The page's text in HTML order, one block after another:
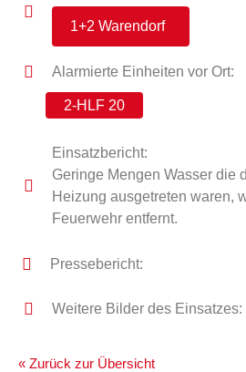
1+2 Warendorf
Alarmierte Einheiten vor Ort:
2-HLF 20
Einsatzbericht:
Geringe Mengen Wasser die
Heizung ausgetreten waren,
Feuerwehr entfernt.
Pressebericht:
Weitere Bilder des Einsatzes:
« Zurück zur Übersicht